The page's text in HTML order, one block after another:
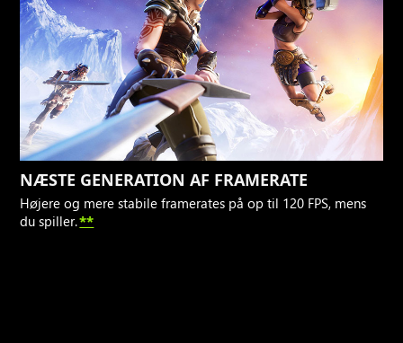
NÆSTE GENERATION AF FRAMERATE
Højere og mere stabile framerates på op til 120 FPS, mens
du spiller.**